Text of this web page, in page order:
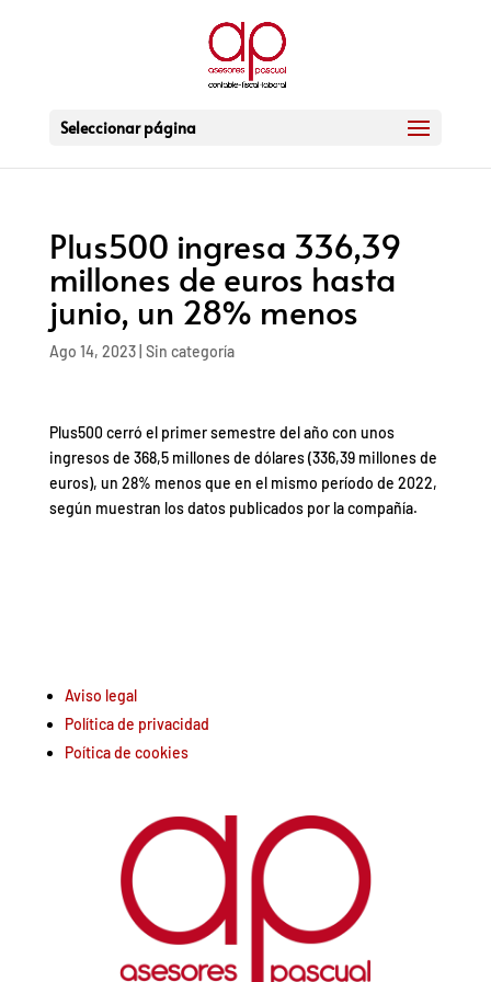
Seleccionar página
Plus500 ingresa 336,39
millones de euros hasta
junio, un 28% menos
Ago 14, 2023| Sin categoría
Plus500 cerró el primer semestre del año con unos
ingresos de 368,5 millones de dólares (336,39 millones de
euros), un 28% menos que en el mismo período de 2022,
según muestran los datos publicados por la compañía.
Aviso legal
Política de privacidad
Poítica de cookies